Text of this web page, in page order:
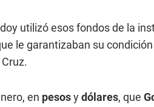
utilizó esos fondos de la
le garantizaban su
en pesosydólares, que